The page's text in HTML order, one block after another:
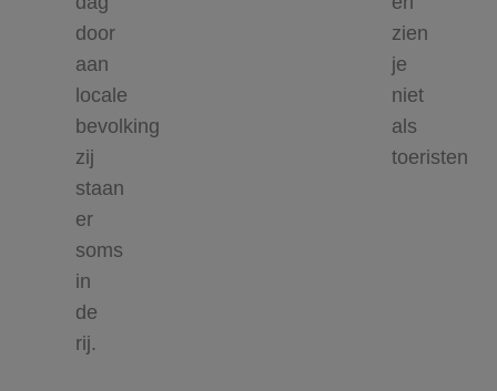
door
aan
locale
bevolking
zij
staan
er
soms
in
de
rij.
zien
je
niet
als
toeristen